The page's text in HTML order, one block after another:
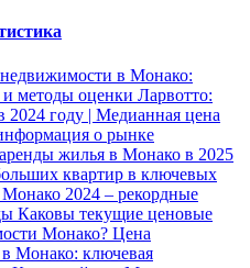
в Монако:
и методы оценки Ларвотто:
году | Медианная цена
о рынке
жилья в Монако в 2025
квартир в ключевых
2024 – рекордные
Каковы текущие ценовые
Монако? Цена
Монако: ключевая